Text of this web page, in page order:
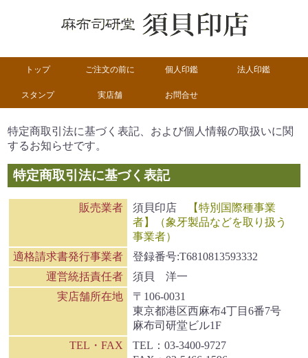
トップ ご注文の前に 個人印鑑 法人印鑑
スタンプ 実店舗 お問合せ
特定商取引法に基づく表記、 および個人情報の取扱いに関
するお知らせです。
特定商取引法に基づく表記
販売業者 須貝印店
【特別国際種事業
者】（象牙製品などを取り扱う
事業者）
適格請求書発行事業者
登録番号:T6810813593332
運営統括責任者
須貝 洋一
実店舗所在地
〒106-0031
東京都港区西麻布4丁目6番7号
麻布司研堂ビル1F
TEL・FAX
TEL：03-3400-9727